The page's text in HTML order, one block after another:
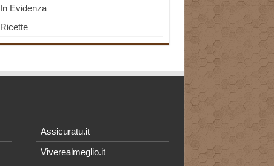
In Evidenza
Ricette
Assicuratu.it
Viverealmeglio.it